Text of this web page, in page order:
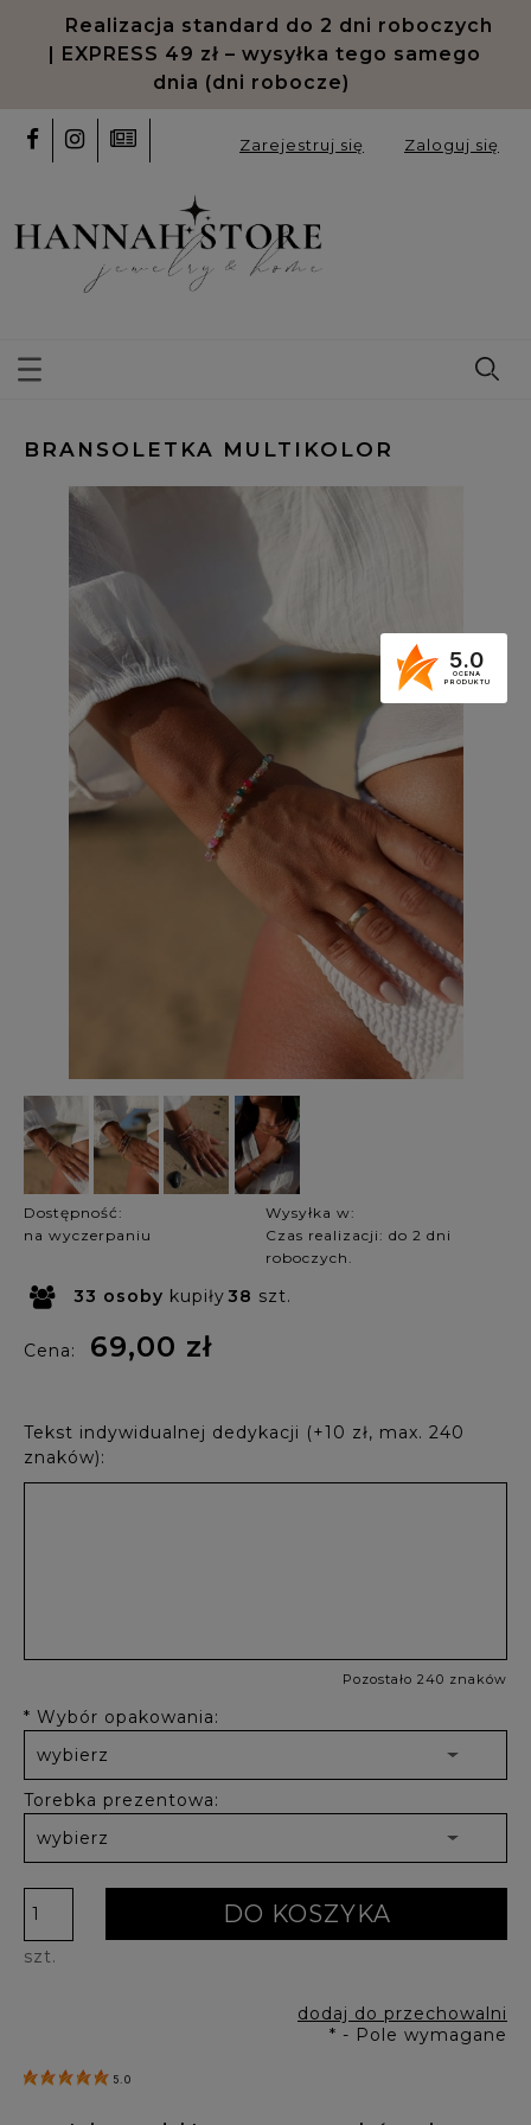
Realizacja standard do 2 dni roboczych
| EXPRESS 49 zł – wysyłka tego samego
dnia (dni robocze)
Zarejestruj się Zaloguj się
BRANSOLETKA MULTIKOLOR
Dostępność:
na wyczerpaniu
Wysyłka w:
Czas realizacji: do 2 dni
roboczych.
33 osoby kupiły38 szt.
Cena: 69,00 zł
Tekst indywidualnej dedykacji (+10 zł, max. 240
znaków):
Pozostało 240 znaków
* Wybór opakowania:
Torebka prezentowa:
szt.
DO KOSZYKA
dodaj do przechowalni
* - Pole wymagane
5.0
5.0
OCENA
PRODUKTU